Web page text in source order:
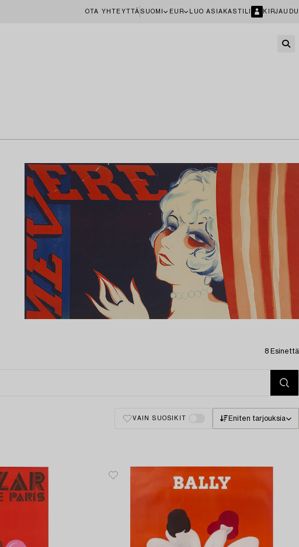
OTA YHTEYTTÄ SUOMI EUR LUO ASIAKASTILI KIRJAUDU
8 Esinettä
VAIN SUOSIKIT Eniten tarjouksia